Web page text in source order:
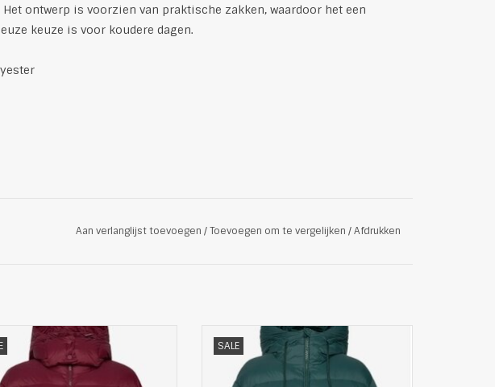
ontwerp is voorzien van praktische zakken, waardoor het een
keuze is voor koudere dagen.
Aan verlanglijst toevoegen /Toevoegen om te vergelijken /Afdrukken
biedt lichtgewicht warmte
is voorzien van een volledige
en subtiele branding. Het
ontwerp zorgt voor een
SALE
Mooie Dames Korte Gewatteerde
Winterjas van HUGO
Deze gewatteerde jas is een veelzijdige
toevoeging aan elke garderobe en is